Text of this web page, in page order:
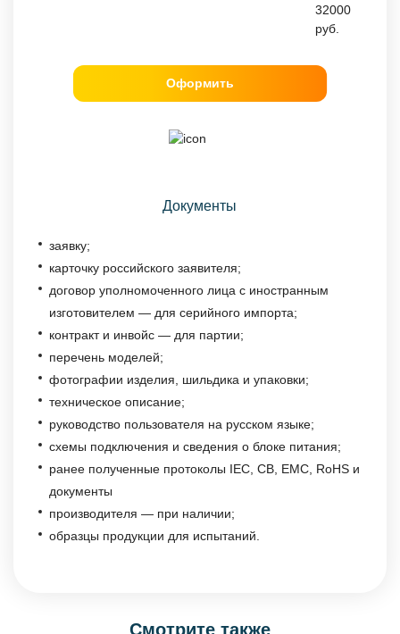
32000
руб.
Оформить
Документы
заявку;
карточку российского заявителя;
договор уполномоченного лица с иностранным
изготовителем — для серийного импорта;
контракт и инвойс — для партии;
перечень моделей;
фотографии изделия, шильдика и упаковки;
техническое описание;
руководство пользователя на русском языке;
схемы подключения и сведения о блоке питания;
ранее полученные протоколы IEC, CB, EMC, RoHS и
документы
производителя — при наличии;
образцы продукции для испытаний.
Смотрите также